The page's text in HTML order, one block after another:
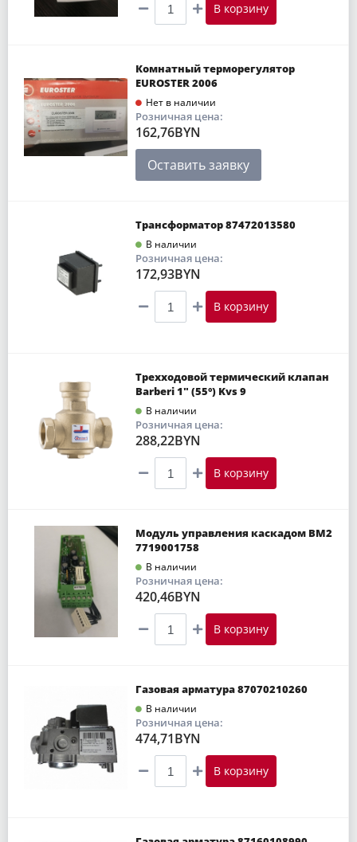
В корзину
Комнатный терморегулятор
EUROSTER 2006
Нет в наличии
Розничная цена:
162,76BYN
Оставить заявку
Трансформатор 87472013580
В наличии
Розничная цена:
172,93BYN
В корзину
Трехходовой термический клапан
Barberi 1" (55°) Kvs 9
В наличии
Розничная цена:
288,22BYN
В корзину
Модуль управления каскадом BM2
7719001758
В наличии
Розничная цена:
420,46BYN
В корзину
Газовая арматура 87070210260
В наличии
Розничная цена:
474,71BYN
В корзину